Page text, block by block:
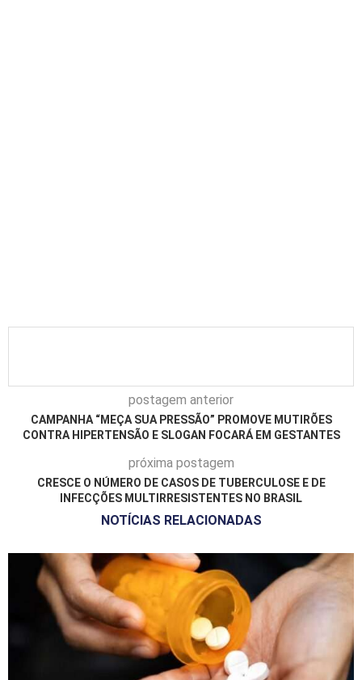
postagem anterior
CAMPANHA “MEÇA SUA PRESSÃO” PROMOVE MUTIRÕES
CONTRA HIPERTENSÃO E SLOGAN FOCARÁ EM GESTANTES
próxima postagem
CRESCE O NÚMERO DE CASOS DE TUBERCULOSE E DE
INFECÇÕES MULTIRRESISTENTES NO BRASIL
NOTÍCIAS RELACIONADAS